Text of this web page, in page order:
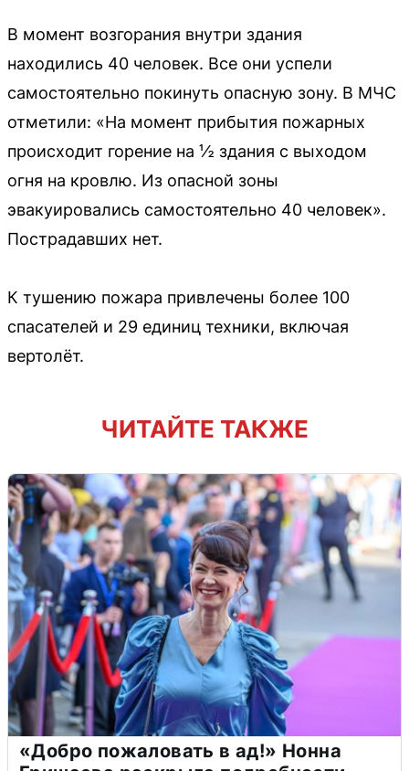
В момент возгорания внутри здания
находились 40 человек. Все они успели
самостоятельно покинуть опасную зону. В МЧС
отметили: «На момент прибытия пожарных
происходит горение на ½ здания с выходом
огня на кровлю. Из опасной зоны
эвакуировались самостоятельно 40 человек».
Пострадавших нет.
К тушению пожара привлечены более 100
спасателей и 29 единиц техники, включая
вертолёт.
ЧИТАЙТЕ ТАКЖЕ
«Добро пожаловать в ад!» Нонна